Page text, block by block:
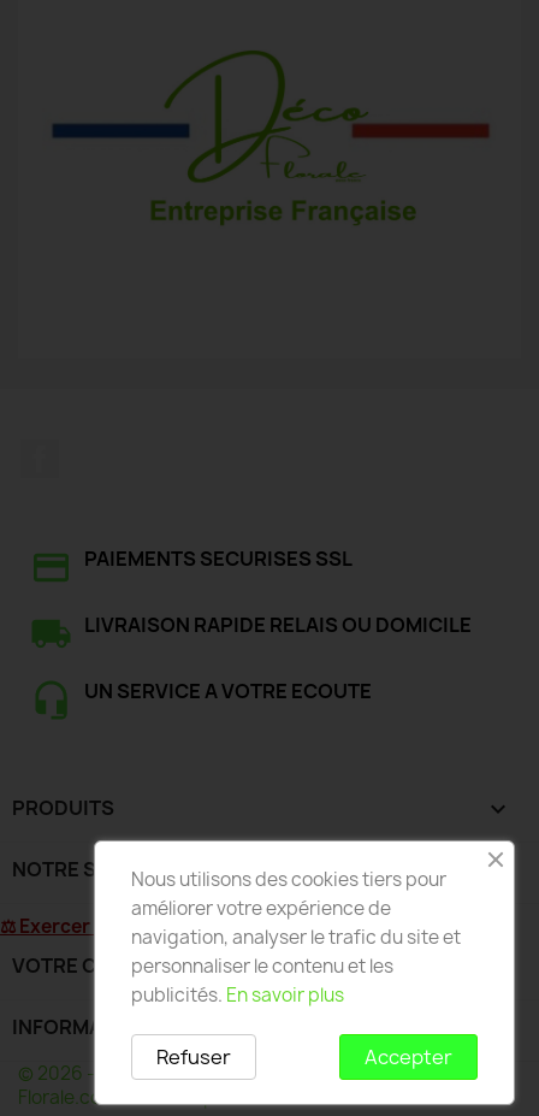
PAIEMENTS SECURISES SSL
LIVRAISON RAPIDE RELAIS OU DOMICILE
UN SERVICE A VOTRE ECOUTE
PRODUITS 
NOTRE SOCIÉTÉ 
⚖ Exercer mon droit de rétractation
VOTRE COMPTE
INFORMATIONS
© 2026 - Développé par Wess France pour Deco-
Florale.com - Toute reproduction interdite
Nous utilisons des cookies tiers pour
améliorer votre expérience de
navigation, analyser le trafic du site et
personnaliser le contenu et les
publicités. En savoir plus
Accepter
Refuser